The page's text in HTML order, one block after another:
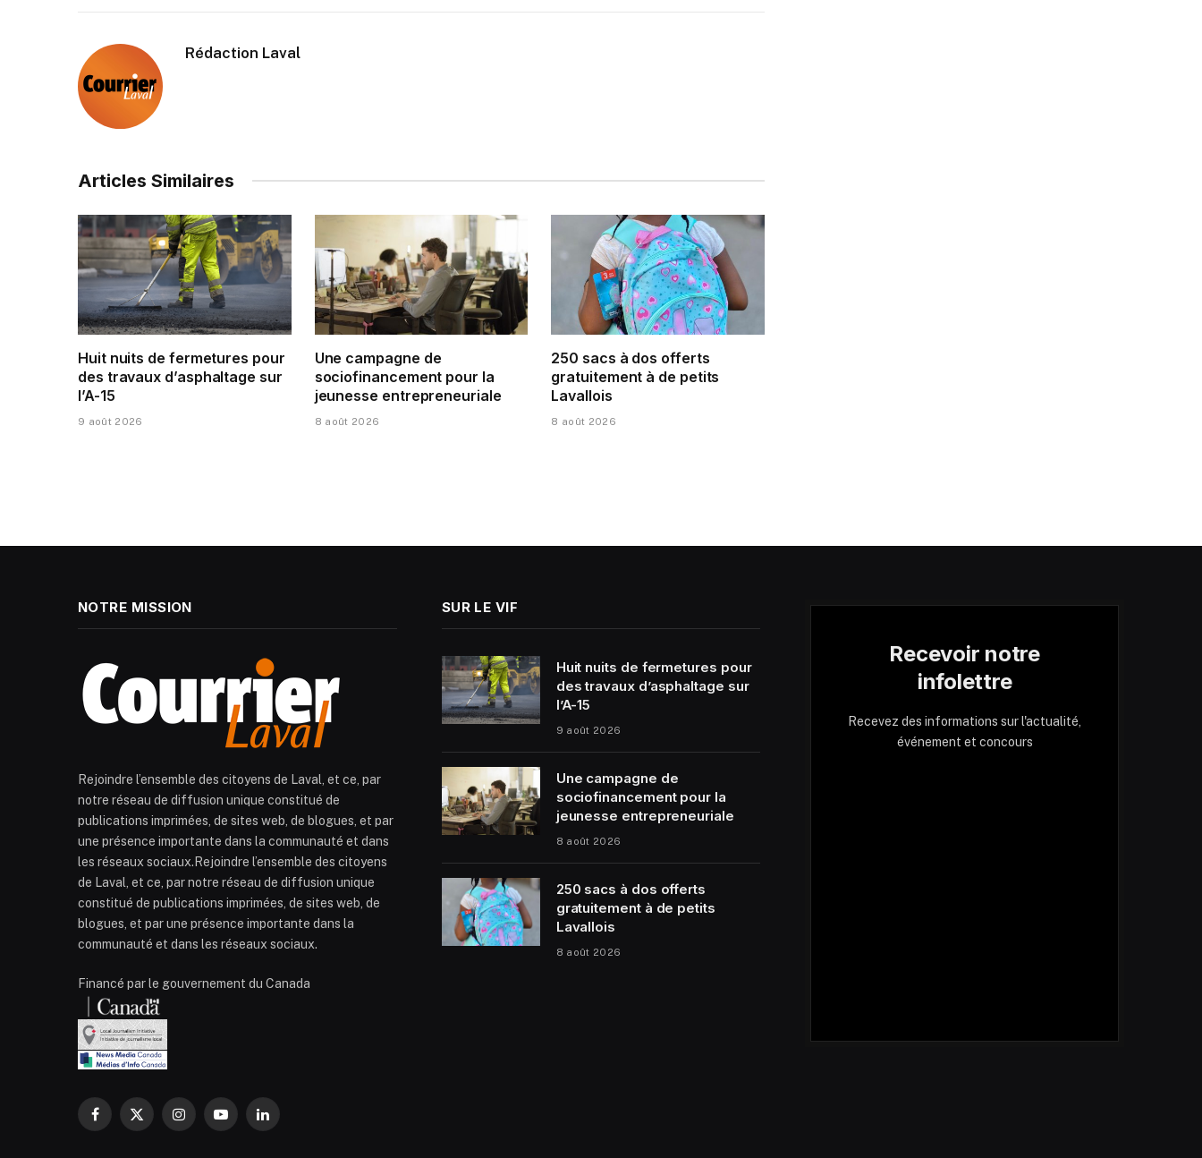
Rédaction Laval
Articles Similaires
Huit nuits de fermetures pour
des travaux d’asphaltage sur
l’A-15
9 août 2026
Une campagne de
sociofinancement pour la
jeunesse entrepreneuriale
8 août 2026
250 sacs à dos offerts
gratuitement à de petits
Lavallois
8 août 2026
NOTRE MISSION
Rejoindre l’ensemble des citoyens de Laval, et ce, par
notre réseau de diffusion unique constitué de
publications imprimées, de sites web, de blogues, et par
une présence importante dans la communauté et dans
les réseaux sociaux.Rejoindre l’ensemble des citoyens
de Laval, et ce, par notre réseau de diffusion unique
constitué de publications imprimées, de sites web, de
blogues, et par une présence importante dans la
communauté et dans les réseaux sociaux.
Financé par le gouvernement du Canada
Facebook
X
InstagramYouTubeLinkedIn
SUR LE VIF
Huit nuits de fermetures pour
des travaux d’asphaltage sur
l’A-15
9 août 2026
Une campagne de
sociofinancement pour la
jeunesse entrepreneuriale
8 août 2026
250 sacs à dos offerts
gratuitement à de petits
Lavallois
8 août 2026
Recevoir notre
infolettre
Recevez des informations sur l'actualité,
événement et concours